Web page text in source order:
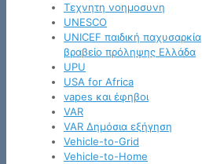
Tεχνητη νοημοσυνη
UNESCO
UNICEF παιδική παχυσαρκία
βραβείο πρόληψης Ελλάδα
UPU
USA for Africa
vapes και έφηβοι
VAR
VAR Δημόσια εξήγηση
Vehicle-to-Grid
Vehicle-to-Home